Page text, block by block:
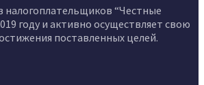
“Честные
году и активно осуществляет свою
поставленных целей.